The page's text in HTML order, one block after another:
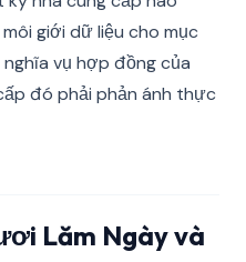
giới dữ liệu cho mục
vụ hợp đồng của
đó phải phản ánh thực
Lăm Ngày và